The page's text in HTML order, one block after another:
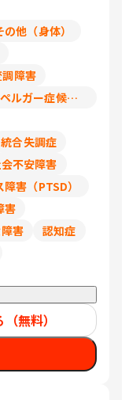
の他（身体）
障害
自閉症スペクトラム障害（ASD/アスペルガー症候群/広汎性発達障害）
統合失調症
不安障害
害（PTSD）
害
害
認知症
無料）